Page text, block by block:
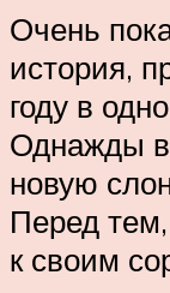
Очень
история,
году в
Однажды в
новую
Перед
к своим